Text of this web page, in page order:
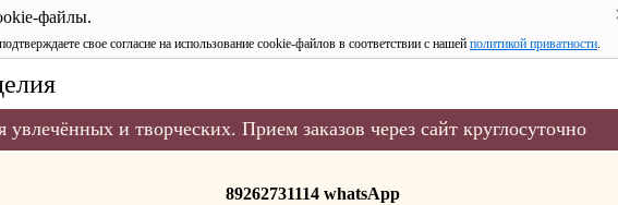
файлы.
свое согласие на использование cookie-файлов в соответствии с нашей политикой приватности.
увлечённых и творческих. Прием заказов через сайт круглосуточно
89262731114 whatsApp